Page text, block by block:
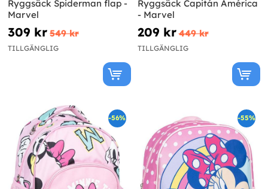
Ryggsäck Spiderman flap -
Marvel
309 kr 549 kr
TILLGÄNGLIG
Ryggsäck Capitán América
- Marvel
209 kr 449 kr
TILLGÄNGLIG
-56% -55%